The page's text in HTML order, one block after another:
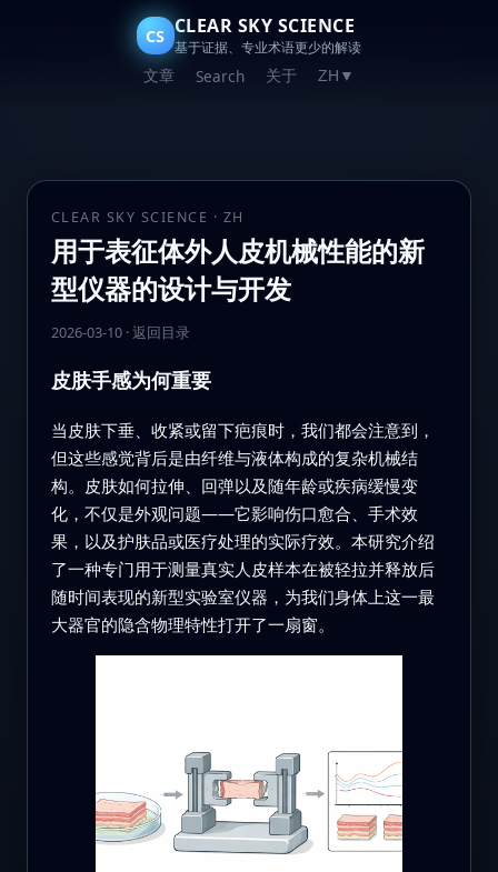
CS CLEAR SKY SCIENCE
基于证据、专业术语更少的解读
文章 Search 关于 ZH ▼
CLEAR SKY SCIENCE · ZH
用于表征体外人皮机械性能的新
型仪器的设计与开发
2026-03-10· 返回目录
皮肤手感为何重要
当皮肤下垂、收紧或留下疤痕时，我们都会注意到，
但这些感觉背后是由纤维与液体构成的复杂机械结
构。皮肤如何拉伸、回弹以及随年龄或疾病缓慢变
化，不仅是外观问题——它影响伤口愈合、手术效
果，以及护肤品或医疗处理的实际疗效。本研究介绍
了一种专门用于测量真实人皮样本在被轻拉并释放后
随时间表现的新型实验室仪器，为我们身体上这一最
大器官的隐含物理特性打开了一扇窗。